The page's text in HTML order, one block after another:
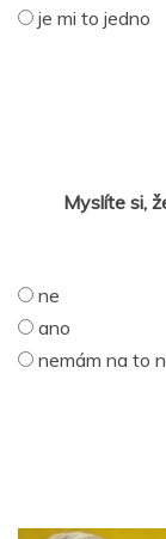
je mi to jedno
Myslíte si,
ne
ano
nemám na to